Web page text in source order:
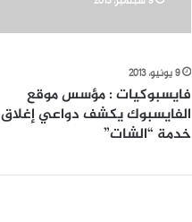
9 يونيو، 2013
فايسبوكيات : مؤسس موقع
الفايسبوك يكشف دواعي إغلاق
خدمة “الشات”